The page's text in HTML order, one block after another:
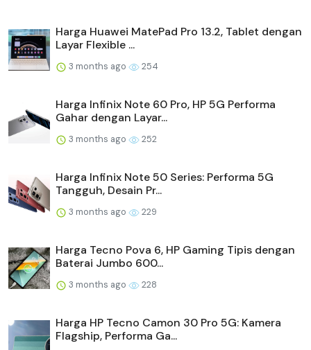
Harga Huawei MatePad Pro 13.2, Tablet dengan
Layar Flexible ...
3 months ago 254
Harga Infinix Note 60 Pro, HP 5G Performa
Gahar dengan Layar...
3 months ago 252
Harga Infinix Note 50 Series: Performa 5G
Tangguh, Desain Pr...
3 months ago 229
Harga Tecno Pova 6, HP Gaming Tipis dengan
Baterai Jumbo 600...
3 months ago 228
Harga HP Tecno Camon 30 Pro 5G: Kamera
Flagship, Performa Ga...